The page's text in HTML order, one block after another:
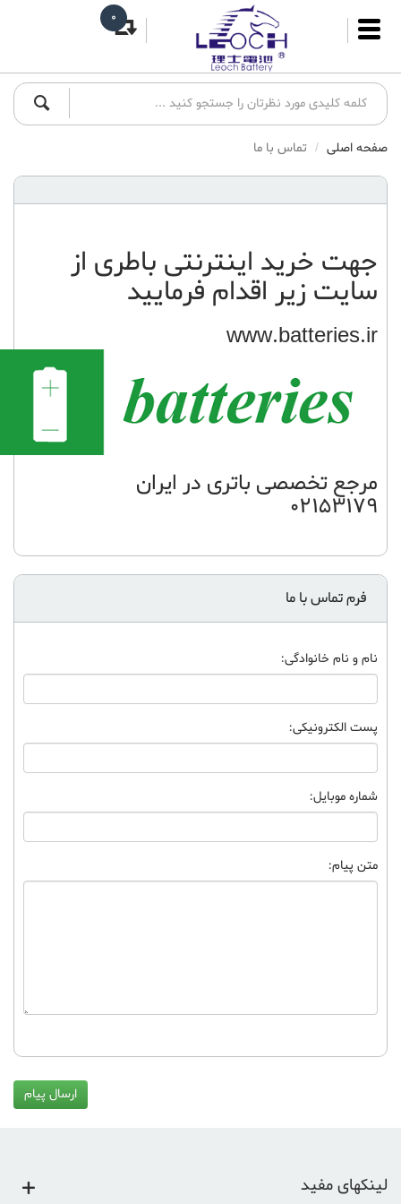
0
صفحه اصلی تماس با ما
جهت خرید اینترنتی باطریاز
سایت زیر اقدام فرمایید
www.batteries.ir
مرجع تخصصی باتری در ایران
02153179
فرم تماس با ما
نام و نام خانوادگی:
پست الکترونیکی:
شماره موبایل:
متن پیام:
ارسال پیام
لینکهای مفید